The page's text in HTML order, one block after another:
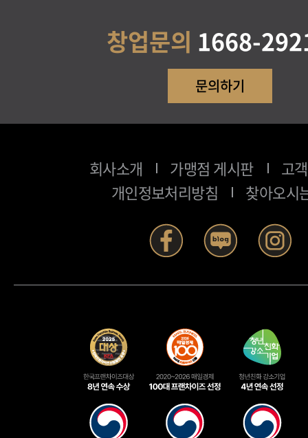
창업문의 1668-
문의하기
회사소개 가맹점 게시판
고
개인정보처리방침
찾아오시